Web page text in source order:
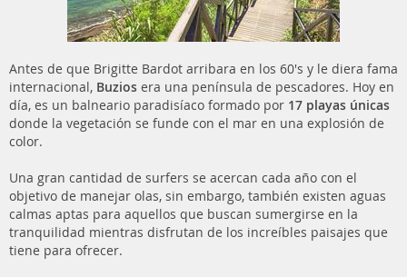
Antes de que Brigitte Bardot arribara en los 60's y le diera fama
internacional, Buzios era una península de pescadores. Hoy en
día, es un balneario paradisíaco formado por 17 playas únicas
donde la vegetación se funde con el mar en una explosión de
color.
Una gran cantidad de surfers se acercan cada año con el
objetivo de manejar olas, sin embargo, también existen aguas
calmas aptas para aquellos que buscan sumergirse en la
tranquilidad mientras disfrutan de los increíbles paisajes que
tiene para ofrecer.